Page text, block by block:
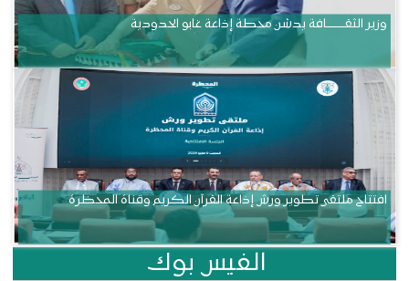
وزير الثقــــــــــافة يدشن محطة إذاعة غابو الحدودية
افتتاح ملتقى تطوير ورش إذاعة القرآن الكريم وقناة المحظرة
الفيس بوك